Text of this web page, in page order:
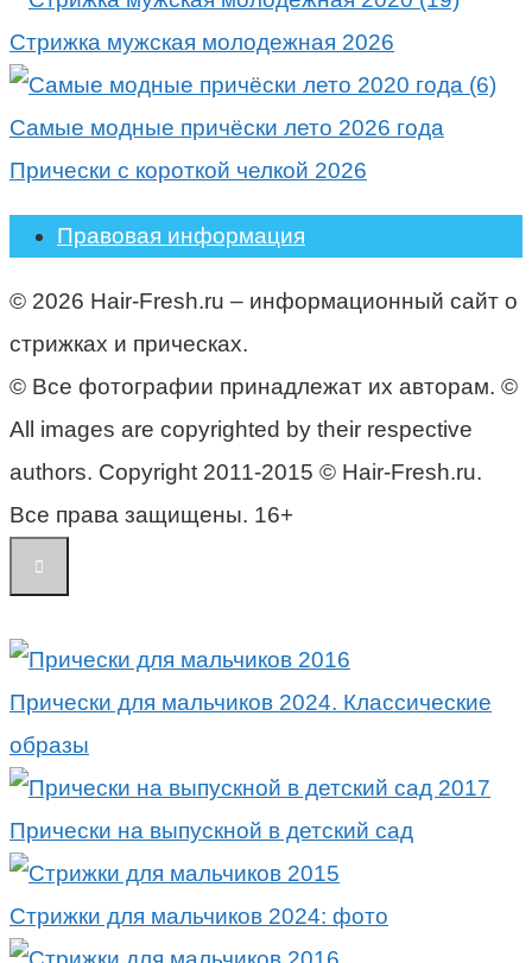
Стрижка мужская молодежная 2026
Самые модные причёски лето 2026 года
Прически с короткой челкой 2026
Правовая информация
© 2026 Hair-Fresh.ru – информационный сайт о
стрижках и прическах.
© Все фотографии принадлежат их авторам. ©
All images are copyrighted by their respective
authors. Copyright 2011-2015 © Hair-Fresh.ru.
Все права защищены. 16+
Прически для мальчиков 2024. Классические
образы
Прически на выпускной в детский сад
Стрижки для мальчиков 2024: фото